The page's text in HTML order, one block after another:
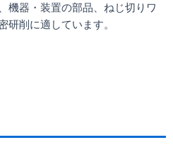
機器・装置の部品、ねじ切りワ
研削に適しています。